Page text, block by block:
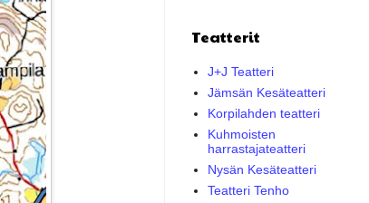
Teatterit
J+J Teatteri
Jämsän Kesäteatteri
Korpilahden teatteri
Kuhmoisten
harrastajateatteri
Nysän Kesäteatteri
Teatteri Tenho